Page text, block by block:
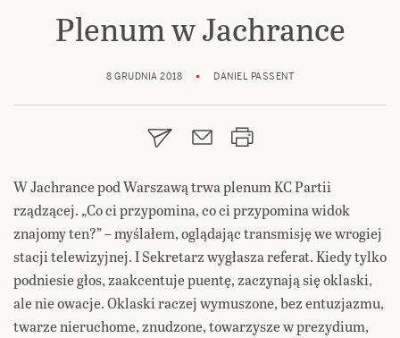
Plenum w Jachrance
8 GRUDNIA 2018 DANIEL PASSENT
W Jachrance pod Warszawą trwa plenum KC Partii
rządzącej. „Co ci przypomina, co ci przypomina widok
znajomy ten?” – myślałem, oglądając transmisję we wrogiej
stacji telewizyjnej. I Sekretarz wygłasza referat. Kiedy tylko
podniesie głos, zaakcentuje puentę, zaczynają się oklaski,
ale nie owacje. Oklaski raczej wymuszone, bez entuzjazmu,
twarze nieruchome, znudzone, towarzysze w prezydium,